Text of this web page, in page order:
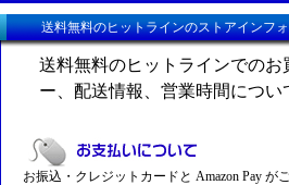
送料無料のヒットラインのストアインフ
送料無料のヒットラインでの
ー、配送情報、営業時間につ
お振込・クレジットカードと Amazon Pay が